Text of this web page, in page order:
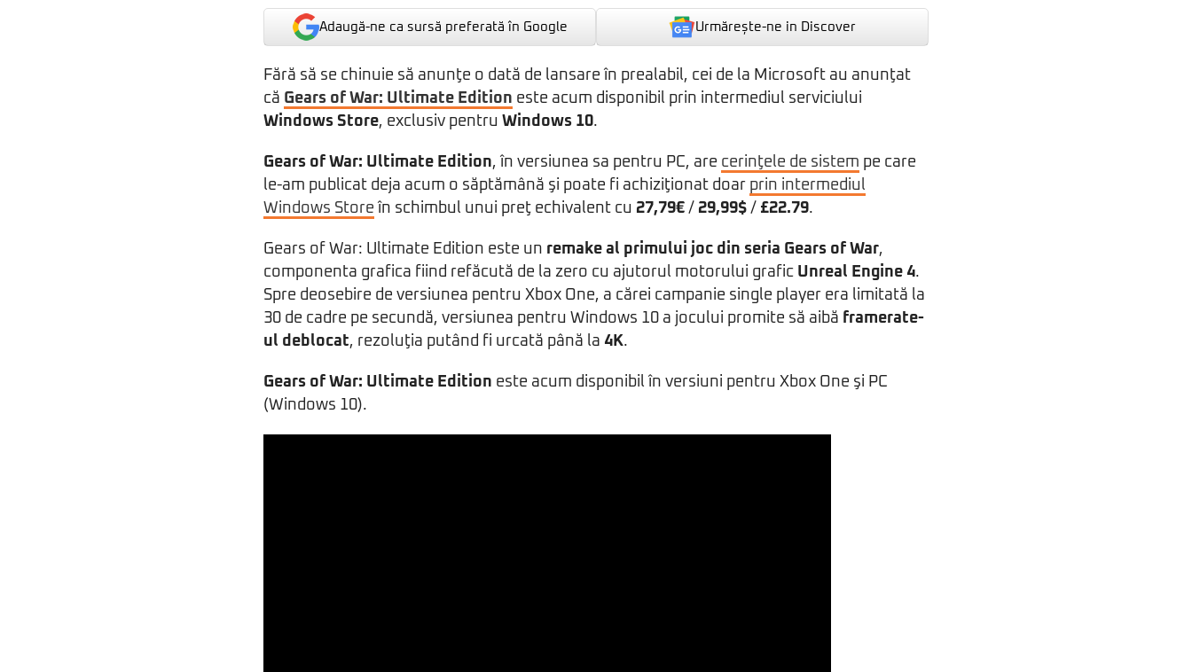
Adaugă-ne ca sursă preferată în Google Urmărește-ne in Discover
Fără să se chinuie să anunţe o dată de lansare în prealabil, cei de la Microsoft au anunţat
că Gears of War: Ultimate Edition este acum disponibil prin intermediul serviciului
Windows Store, exclusiv pentru Windows 10.
Gears of War: Ultimate Edition, în versiunea sa pentru PC, are cerinţele de sistem pe care
le-am publicat deja acum o săptămână şi poate fi achiziţionat doar prin intermediul
Windows Store în schimbul unui preţ echivalent cu 27,79€ / 29,99$ / £22.79.
Gears of War: Ultimate Edition este un remake al primului joc din seria Gears of War,
componenta grafica fiind refăcută de la zero cu ajutorul motorului grafic Unreal Engine 4.
Spre deosebire de versiunea pentru Xbox One, a cărei campanie single player era limitată la
30 de cadre pe secundă, versiunea pentru Windows 10 a jocului promite să aibă framerate-
ul deblocat, rezoluţia putând fi urcată până la 4K.
Gears of War: Ultimate Edition este acum disponibil în versiuni pentru Xbox One şi PC
(Windows 10).